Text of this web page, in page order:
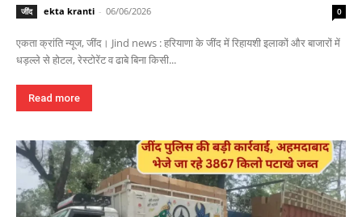
जींद ekta kranti - 06/06/2026 0
एकता क्रांति न्यूज, जींद। Jind news : हरियाणा के जींद में रिहायशी इलाकों और बाजारों में
धड़ल्ले से होटल, रेस्टोरेंट व ढाबे बिना किसी...
Read more